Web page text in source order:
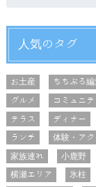
人気のタグ
お土産 ちちぶる
グルメ
コミュニテ
テラス
ディナー
ランチ
体験・アク
家族連れ
小鹿野
横瀬エリア
氷柱